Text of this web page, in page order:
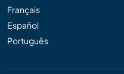
Français
Español
Português